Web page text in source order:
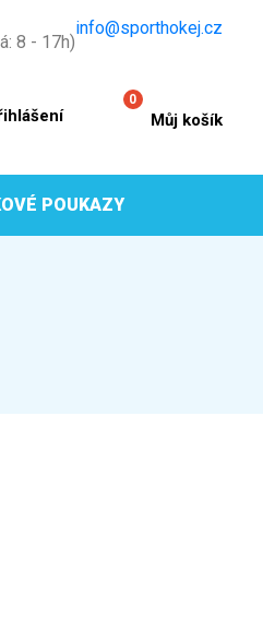
8 - 17h)
info@sporthokej.cz
0
Můj košík
POUKAZY